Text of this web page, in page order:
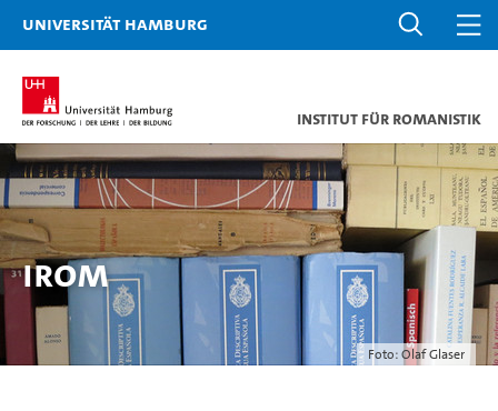
Universität Hamburg
Institut für Romanistik
Foto: Olaf Glaser
IRom